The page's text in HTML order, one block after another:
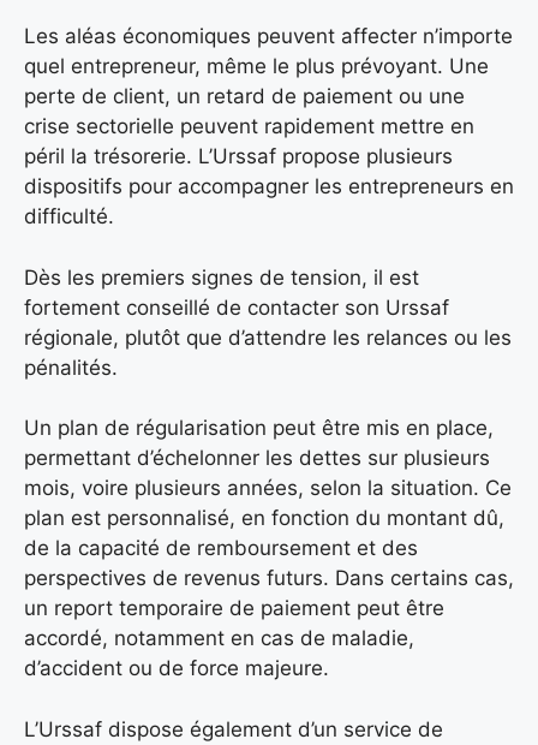
Les aléas économiques peuvent affecter n’importe
quel entrepreneur, même le plus prévoyant. Une
perte de client, un retard de paiement ou une
crise sectorielle peuvent rapidement mettre en
péril la trésorerie. L’Urssaf propose plusieurs
dispositifs pour accompagner les entrepreneurs en
difficulté.
Dès les premiers signes de tension, il est
fortement conseillé de contacter son Urssaf
régionale, plutôt que d’attendre les relances ou les
pénalités.
Un plan de régularisation peut être mis en place,
permettant d’échelonner les dettes sur plusieurs
mois, voire plusieurs années, selon la situation. Ce
plan est personnalisé, en fonction du montant dû,
de la capacité de remboursement et des
perspectives de revenus futurs. Dans certains cas,
un report temporaire de paiement peut être
accordé, notamment en cas de maladie,
d’accident ou de force majeure.
L’Urssaf dispose également d’un service de